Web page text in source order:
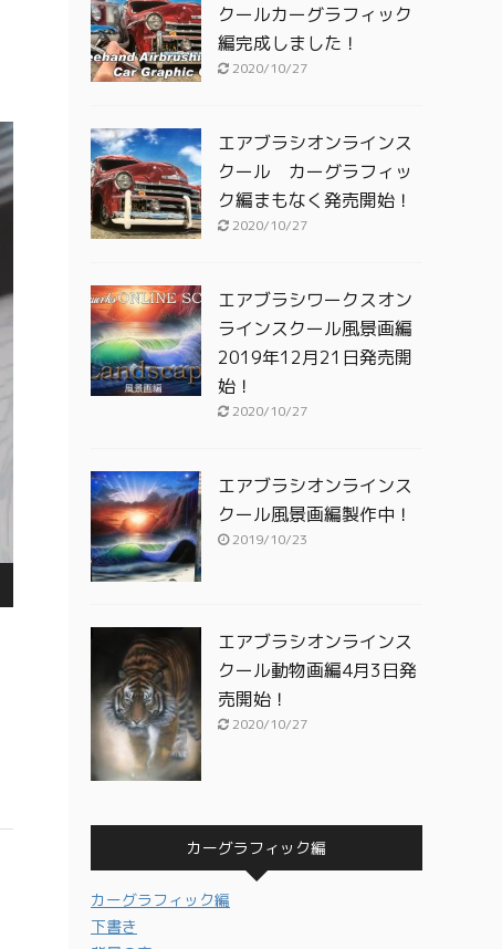
クールカーグラフィック
編完成しました！
2020/10/27
エアブラシオンラインス
クール カーグラフィッ
ク編まもなく発売開始！
2020/10/27
エアブラシワークスオン
ラインスクール風景画編
2019年12月21日発売開
始！
2020/10/27
エアブラシオンラインス
クール風景画編製作中！
2019/10/23
エアブラシオンラインス
クール動物画編4月3日発
売開始！
2020/10/27
カーグラフィック編
カーグラフィック編
下書き